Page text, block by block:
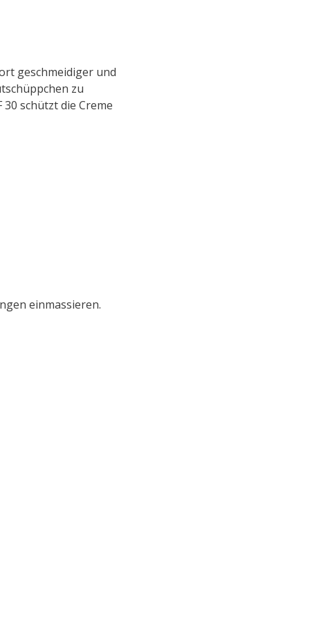
geschmeidiger und
zu
schützt die Creme
einmassieren.